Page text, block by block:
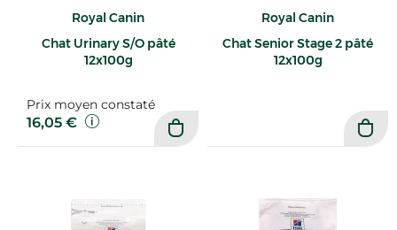
Royal Canin
Chat Urinary S/O pâté
12x100g
Prix moyen constaté
16,05 €
Royal Canin
Chat Senior Stage 2 pâté
12x100g